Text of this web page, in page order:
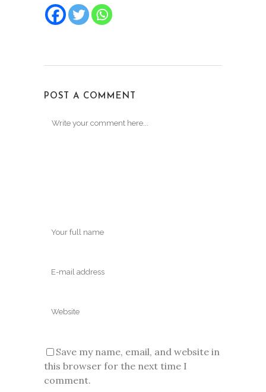
POST A COMMENT
Save my name, email, and website in
this browser for the next time I
comment.